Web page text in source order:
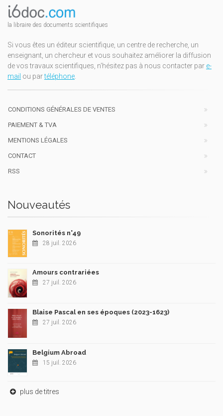
la libraire des documents scientifiques
Si vous êtes un éditeur scientifique, un centre de recherche, un
enseignant, un chercheur et vous souhaitez améliorer la diffusion
de vos travaux scientifiques, n'hésitez pas à nous contacter par e-
mail ou partéléphone
CONDITIONS GÉNÉRALES DE VENTES
PAIEMENT & TVA
MENTIONS LÉGALES
CONTACT
RSS
Nouveautés
Sonorités n°49
28 juil. 2026
Amours contrariées
27 juil. 2026
Blaise Pascal en ses époques (2023-1623)
27 juil. 2026
Belgium Abroad
15 juil. 2026
plus de titres